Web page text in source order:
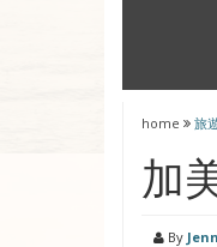
home 旅
加
By